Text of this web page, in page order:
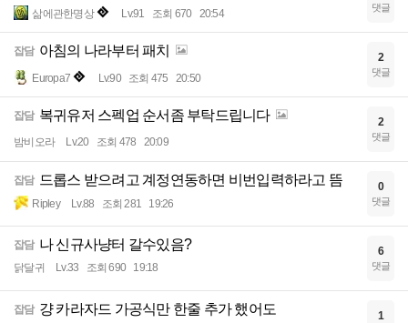
삶에관한명상 Lv.91 조회 670 20:54 댓글
잡담 아침의 나라부터 패치
Europa7 Lv.90 조회 475 20:50
2
댓글
잡담 복귀유저 스펙업 순서좀 부탁드립니다
밤비오라 Lv.20 조회 478 20:09
2
댓글
잡담 드롭스 받으려고 계정연동하면 비번입력하라고 뜸
Ripley Lv.88 조회 281 19:26
0
댓글
잡담 나 신규사냥터 갈수있음?
닭달귀 Lv.33 조회 690 19:18
6
댓글
잡담 걍 카라자드 가공식만 한줄 추가 했어도 1